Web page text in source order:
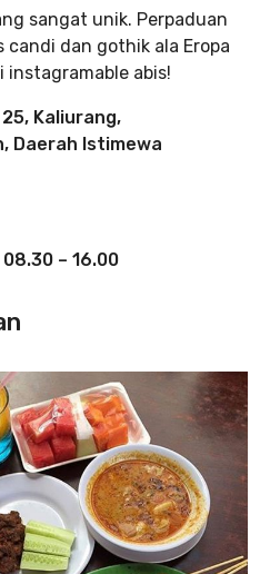
sangat unik. Perpaduan
dan gothik ala Eropa
abis!
Kaliurang,
Daerah Istimewa
– 16.00